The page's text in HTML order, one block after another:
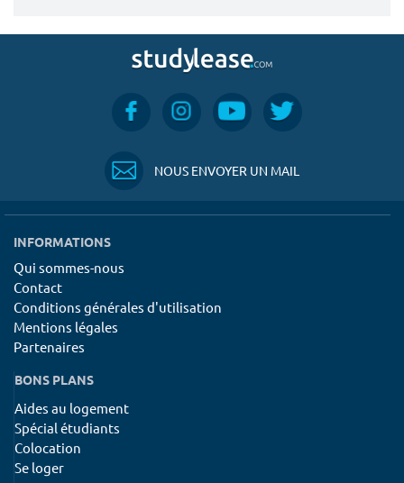
NOUS ENVOYER UN MAIL
INFORMATIONS
Qui sommes-nous
Contact
Conditions générales d'utilisation
Mentions légales
Partenaires
BONS PLANS
Aides au logement
Spécial étudiants
Colocation
Se loger